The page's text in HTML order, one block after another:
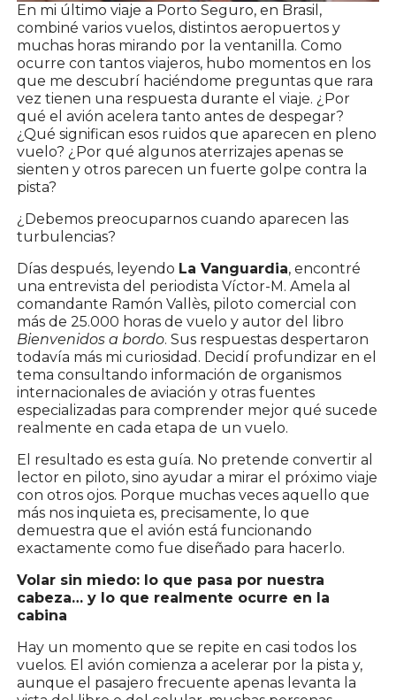
En mi último viaje a Porto Seguro, en Brasil,
combiné varios vuelos, distintos aeropuertos y
muchas horas mirando por la ventanilla. Como
ocurre con tantos viajeros, hubo momentos en los
que me descubrí haciéndome preguntas que rara
vez tienen una respuesta durante el viaje. ¿Por
qué el avión acelera tanto antes de despegar?
¿Qué significan esos ruidos que aparecen en pleno
vuelo? ¿Por qué algunos aterrizajes apenas se
sienten y otros parecen un fuerte golpe contra la
pista?
¿Debemos preocuparnos cuando aparecen las
turbulencias?
Días después, leyendo La Vanguardia, encontré
una entrevista del periodista Víctor-M. Amela al
comandante Ramón Vallès, piloto comercial con
más de 25.000 horas de vuelo y autor del libro
Bienvenidos a bordo. Sus respuestas despertaron
todavía más mi curiosidad. Decidí profundizar en el
tema consultando información de organismos
internacionales de aviación y otras fuentes
especializadas para comprender mejor qué sucede
realmente en cada etapa de un vuelo.
El resultado es esta guía. No pretende convertir al
lector en piloto, sino ayudar a mirar el próximo viaje
con otros ojos. Porque muchas veces aquello que
más nos inquieta es, precisamente, lo que
demuestra que el avión está funcionando
exactamente como fue diseñado para hacerlo.
Volar sin miedo: lo que pasa por nuestra
cabeza… y lo que realmente ocurre en la
cabina
Hay un momento que se repite en casi todos los
vuelos. El avión comienza a acelerar por la pista y,
aunque el pasajero frecuente apenas levanta la